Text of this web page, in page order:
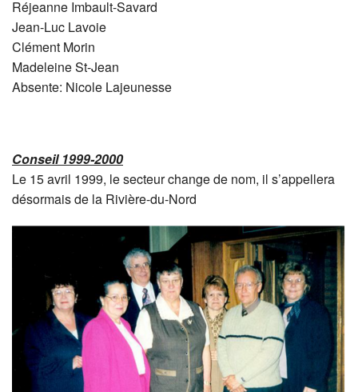
Réjeanne Imbault-Savard
Jean-Luc Lavoie
Clément Morin
Madeleine St-Jean
Absente: Nicole Lajeunesse
Conseil 1999-2000
Le 15 avril 1999, le secteur change de nom, il s’appellera
désormais de la Rivière-du-Nord